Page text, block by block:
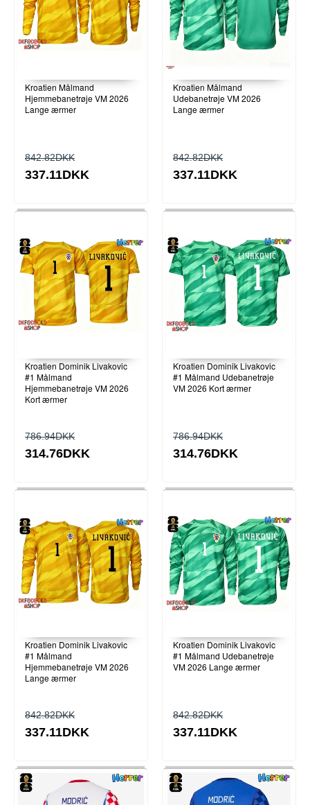
Kroatien Målmand
Hjemmebanetrøje VM 2026
Lange ærmer
842.82DKK
337.11DKK
Kroatien Målmand
Udebanetrøje VM 2026
Lange ærmer
842.82DKK
337.11DKK
Kroatien Dominik Livakovic
#1 Målmand
Hjemmebanetrøje VM 2026
Kort ærmer
786.94DKK
314.76DKK
Kroatien Dominik Livakovic
#1 Målmand Udebanetrøje
VM 2026 Kort ærmer
786.94DKK
314.76DKK
Kroatien Dominik Livakovic
#1 Målmand
Hjemmebanetrøje VM 2026
Lange ærmer
842.82DKK
337.11DKK
Kroatien Dominik Livakovic
#1 Målmand Udebanetrøje
VM 2026 Lange ærmer
842.82DKK
337.11DKK